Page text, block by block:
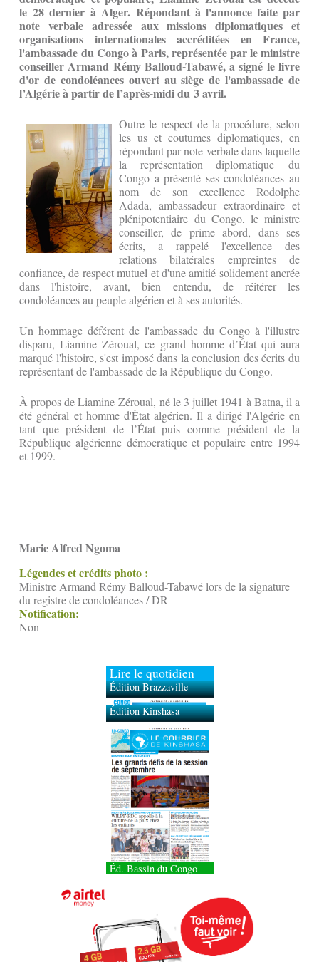
le 28 dernier à Alger. Répondant à l'annonce faite par
note verbale adressée aux missions diplomatiques et
organisations internationales accréditées en France,
l'ambassade du Congo à Paris, représentée par le ministre
conseiller Armand Rémy Balloud-Tabawé, a signé le livre
d'or de condoléances ouvert au siège de l'ambassade de
l’Algérie à partir de l’après-midi du 3 avril.
Outre le respect de la procédure, selon
les us et coutumes diplomatiques, en
répondant par note verbale dans laquelle
la représentation diplomatique du
Congo a présenté ses condoléances au
nom de son excellence Rodolphe
Adada, ambassadeur extraordinaire et
plénipotentiaire du Congo, le ministre
conseiller, de prime abord, dans ses
écrits, a rappelé l'excellence des
relations bilatérales empreintes de
confiance, de respect mutuel et d'une amitié solidement ancrée
dans l'histoire, avant, bien entendu, de réitérer les
condoléances au peuple algérien et à ses autorités.
Un hommage déférent de l'ambassade du Congo à l'illustre
disparu, Liamine Zéroual, ce grand homme d’État qui aura
marqué l'histoire, s'est imposé dans la conclusion des écrits du
représentant de l'ambassade de la République du Congo.
À propos de Liamine Zéroual, né le 3 juillet 1941 à Batna, il a
été général et homme d'État algérien. Il a dirigé l'Algérie en
tant que président de l’État puis comme président de la
République algérienne démocratique et populaire entre 1994
et 1999.
Marie Alfred Ngoma
Légendes et crédits photo :
Ministre Armand Rémy Balloud-Tabawé lors de la signature
du registre de condoléances / DR
Notification:
Non
Lire le quotidien
Édition Brazzaville
Édition Kinshasa
Éd. Bassin du Congo